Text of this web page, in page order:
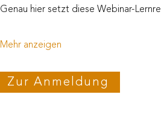
Genau hier setzt diese Webinar-
Mehr anzeigen
Zur Anmeldung